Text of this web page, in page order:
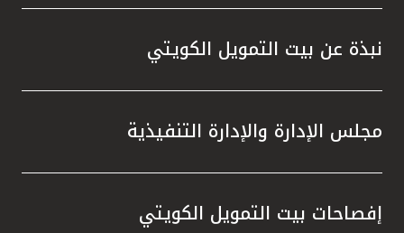
المصرفية،وخدمة KFHonline، وأجهزة الصرف
الآلي والاستفادة من الفرص المميزة التي
توفرها، والتي تمنحهم إمكانية الفوز بجوائز قيّمة
في السحوبات المقبلة ، إلى جانب المزايا
وخدماته المصرفية والتي تلبي تطلعاتهم وتعزز
نبذة عن بيت التمويل الكويتي
مجلس الإدارة والإدارة التنفيذية
إفصاحات بيت التمويل الكويتي